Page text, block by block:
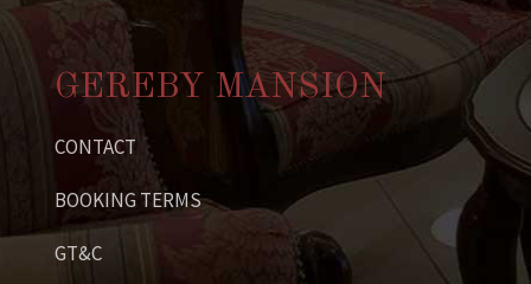
GEREBY MANSION
CONTACT
BOOKING TERMS
GT&C